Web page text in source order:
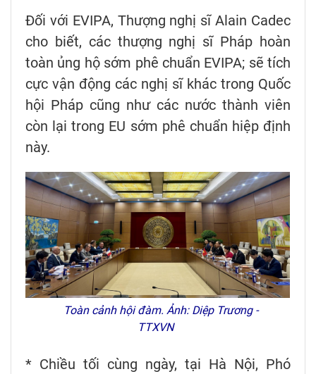
Đối với EVIPA, Thượng nghị sĩ Alain Cadec
cho biết, các thượng nghị sĩ Pháp hoàn
toàn ủng hộ sớm phê chuẩn EVIPA; sẽ tích
cực vận động các nghị sĩ khác trong Quốc
hội Pháp cũng như các nước thành viên
còn lại trong EU sớm phê chuẩn hiệp định
này.
Toàn cảnh hội đàm. Ảnh: Diệp Trương -
TTXVN
* Chiều tối cùng ngày, tại Hà Nội, Phó